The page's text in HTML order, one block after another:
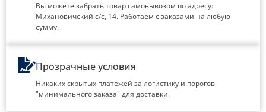
Вы можете забрать товар самовывозом по адресу:
Михановичский с/с, 14. Работаем с заказами на любую
сумму.
Прозрачные условия
Никаких скрытых платежей за логистику и порогов
"минимального заказа" для доставки.